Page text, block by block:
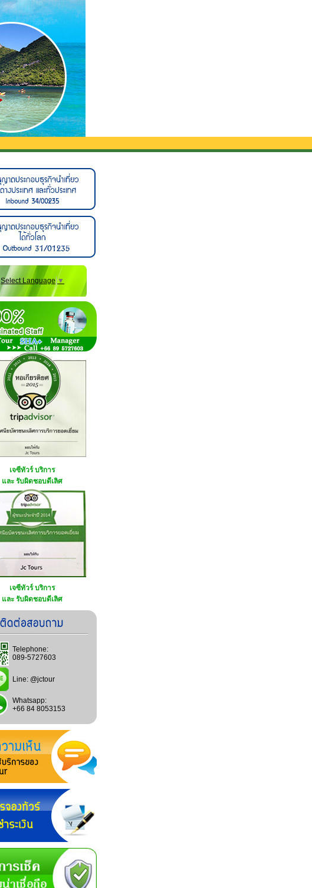
Select Language ▼
เจซีทัวร์ บริการ
และ รับผิดชอบดีเลิศ
เจซีทัวร์ บริการ
และ รับผิดชอบดีเลิศ
Telephone:
089-5727603
Line: @jctour
Whatsapp:
+66 84 8053153